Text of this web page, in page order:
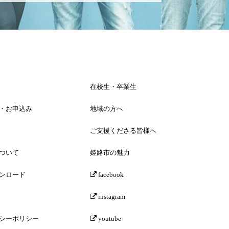
お申込み
いて
ロード
ーポリシー
在校生・卒業生
地域の方へ
ご支援くださる皆様へ
姫路市の魅力
facebook
instagram
youtube